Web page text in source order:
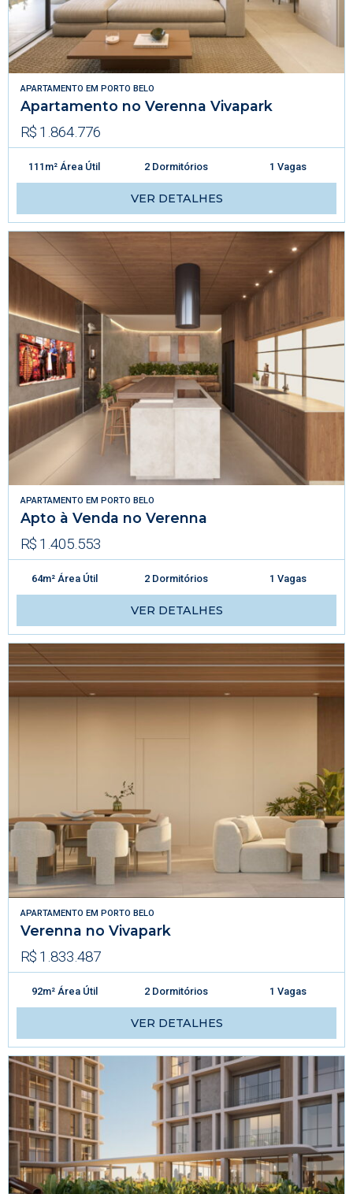
APARTAMENTO EM PORTO BELO
Apartamento no Verenna Vivapark
R$ 1.864.776
111m² Área Útil 2 Dormitórios 1 Vagas
VER DETALHES
APARTAMENTO EM PORTO BELO
Apto à Venda no Verenna
R$ 1.405.553
64m² Área Útil 2 Dormitórios 1 Vagas
VER DETALHES
APARTAMENTO EM PORTO BELO
Verenna no Vivapark
R$ 1.833.487
92m² Área Útil 2 Dormitórios 1 Vagas
VER DETALHES